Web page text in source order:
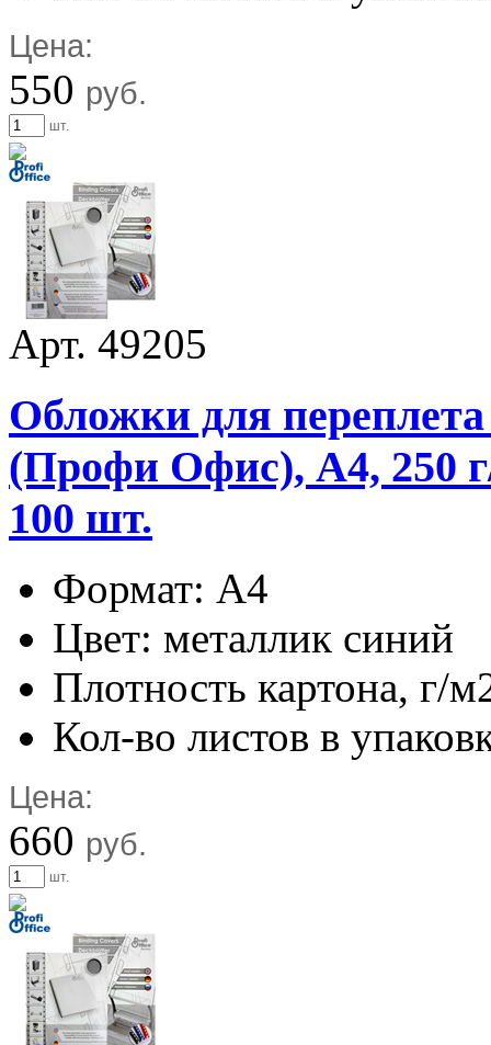
Цена:
550 руб.
шт.
Арт. 49205
Обложки для
(Профи Офис), А4, 250
100 шт.
Формат: А4
Цвет: металлик синий
Плотность картона, г/
Кол-во листов в
Цена:
660 руб.
шт.